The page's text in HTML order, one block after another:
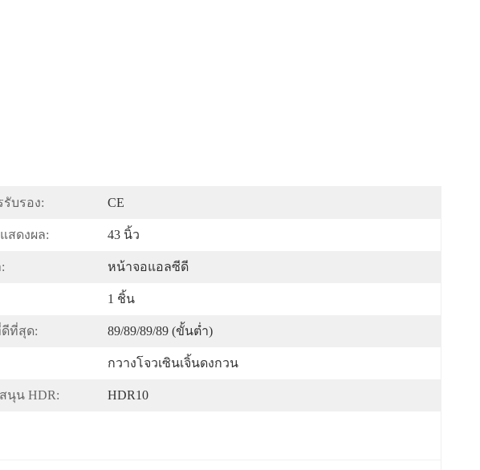
รับรอง: CE
สดงผล: 43 นิ้ว
หน้าจอแอลซีดี
1 ชิ้น
ที่สุด: 89/89/89/89 (ขั้นต่ำ)
กวางโจวเซินเจิ้นดงกวน
นุน HDR: HDR10